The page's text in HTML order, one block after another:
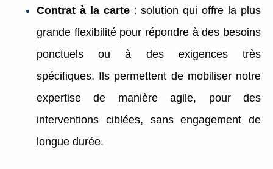
Contrat à la carte : solution qui offre la plus
grande flexibilité pour répondre à des besoins
ponctuels ou à des exigences très
spécifiques. Ils permettent de mobiliser notre
expertise de manière agile, pour des
interventions ciblées, sans engagement de
longue durée.